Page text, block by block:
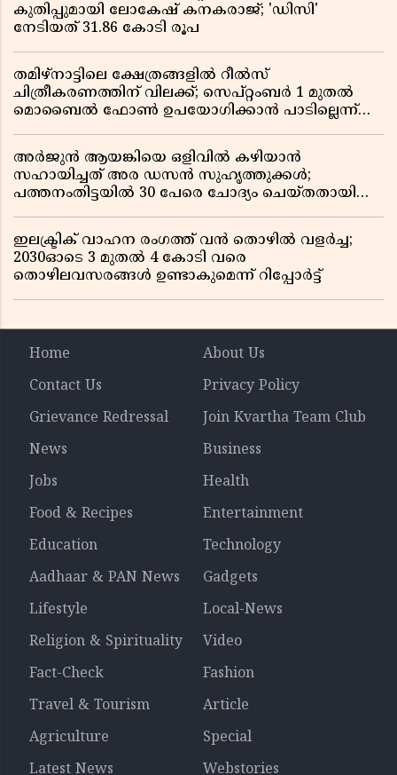
കുതിപ്പുമായി ലോകേഷ് കനകരാജ്; 'ഡിസി'
നേടിയത് 31.86 കോടി രൂപ
തമിഴ്‌നാട്ടിലെ ക്ഷേത്രങ്ങളിൽ റീൽസ്
ചിത്രീകരണത്തിന് വിലക്ക്; സെപ്റ്റംബർ 1 മുതൽ
മൊബൈൽ ഫോൺ ഉപയോഗിക്കാൻ പാടില്ലെന്ന്
അർജുൻ ആയങ്കിയെ ഒളിവിൽ കഴിയാൻ
സഹായിച്ചത് അര ഡസൻ സുഹൃത്തുക്കൾ;
പത്തനംതിട്ടയിൽ 30 പേരെ ചോദ്യം ചെയ്തതായി
ഇലക്ട്രിക് വാഹന രംഗത്ത് വൻ തൊഴിൽ വളർച്ച;
2030ഓടെ 3 മുതൽ 4 കോടി വരെ
തൊഴിലവസരങ്ങൾ ഉണ്ടാകുമെന്ന് റിപ്പോർട്ട്
Home
About Us
Contact Us
Privacy Policy
Grievance Redressal
Join Kvartha Team Club
News
Business
Jobs
Health
Food & Recipes
Entertainment
Education
Technology
Aadhaar & PAN News
Gadgets
Lifestyle
Local-News
Religion & Spirituality
Video
Fact-Check
Fashion
Travel & Tourism
Article
Agriculture
Special
Latest News
Webstories